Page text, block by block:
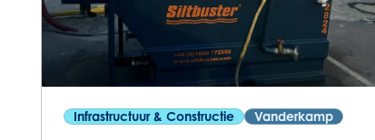
Infrastructuur & Constructie Vanderkamp